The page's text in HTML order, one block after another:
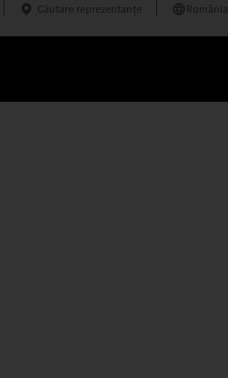
Căutare reprezentanțe România